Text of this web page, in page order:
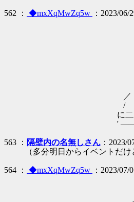
562 ： ◆mxXqMwZq5w ：2023/
／
／ ＿
/-―:::::￣
＿ヽ二二_f: :
r――-ノ: : : : : : :
／ r‐'´: : : : : :
/ ＜
に二二二 ―-／
' ――― - 二ﾆヽ＿
563 ： 隔壁内の名無しさん ：2023/
（多分明日からイベントだけ
564 ： ◆mxXqMwZq5w ：2023/